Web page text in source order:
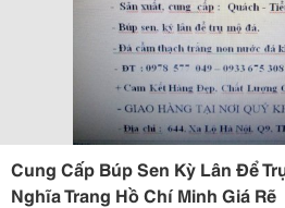
Cung Cấp Búp Sen Kỳ Lân Để
Nghĩa Trang Hồ Chí Minh Giá Rẽ